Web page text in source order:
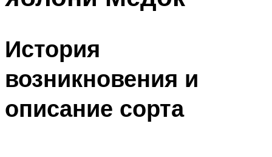
История
возникновения и
описание сорта